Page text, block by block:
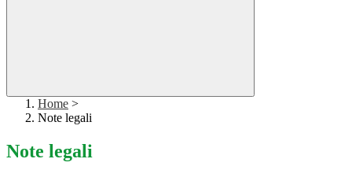
Home >
Note legali
Note legali